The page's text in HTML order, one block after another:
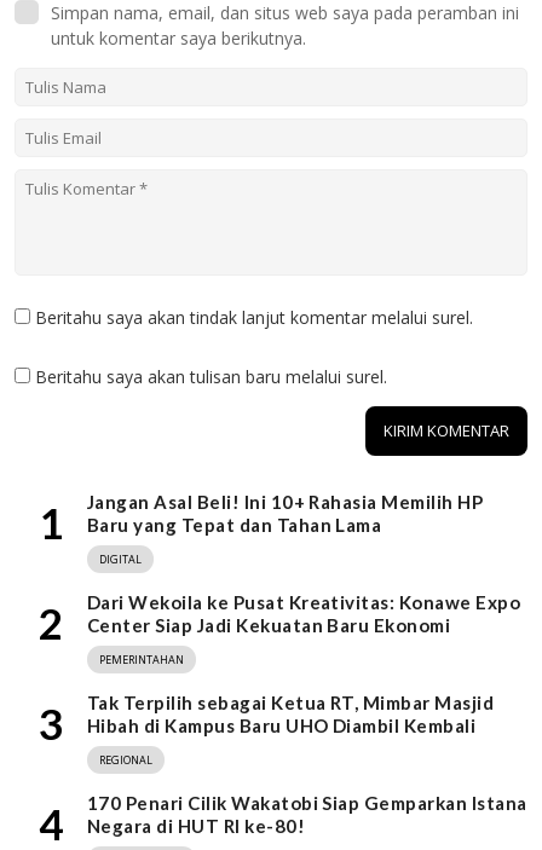
Simpan nama, email, dan situs web saya pada peramban ini
untuk komentar saya berikutnya.
Beritahu saya akan tindak lanjut komentar melalui surel.
Beritahu saya akan tulisan baru melalui surel.
1
Jangan Asal Beli! Ini 10+ Rahasia Memilih HP
Baru yang Tepat dan Tahan Lama
DIGITAL
2
Dari Wekoila ke Pusat Kreativitas: Konawe Expo
Center Siap Jadi Kekuatan Baru Ekonomi
PEMERINTAHAN
3
Tak Terpilih sebagai Ketua RT, Mimbar Masjid
Hibah di Kampus Baru UHO Diambil Kembali
REGIONAL
4
170 Penari Cilik Wakatobi Siap Gemparkan Istana
Negara di HUT RI ke-80!